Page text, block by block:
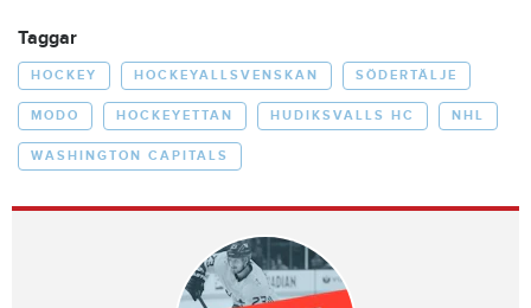
Taggar
HOCKEY HOCKEYALLSVENSKAN SÖDERTÄLJE
MODO HOCKEYETTAN HUDIKSVALLS HC NHL
WASHINGTON CAPITALS